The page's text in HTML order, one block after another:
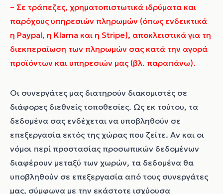
– Σε τράπεζες, χρηματοπιστωτικά ιδρύματα και
παρόχους υπηρεσιών πληρωμών (όπως ενδεικτικά
η Paypal, η Klarna και η Stripe), αποκλειστικά για τη
διεκπεραίωση των πληρωμών σας κατά την αγορά
προϊόντων και υπηρεσιών μας (βλ. παραπάνω).
Οι συνεργάτες μας διατηρούν διακομιστές σε
διάφορες διεθνείς τοποθεσίες. Ως εκ τούτου, τα
δεδομένα σας ενδέχεται να υποβληθούν σε
επεξεργασία εκτός της χώρας που ζείτε. Αν και οι
νόμοι περί προστασίας προσωπικών δεδομένων
διαφέρουν μεταξύ των χωρών, τα δεδομένα θα
υποβληθούν σε επεξεργασία από τους συνεργάτες
μας, σύμφωνα με την εκάστοτε ισχύουσα